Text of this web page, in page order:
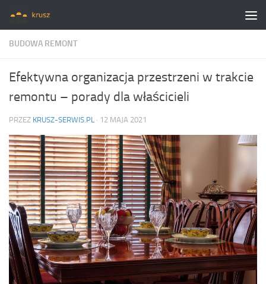
Skip to content
BUDOWA REMONT
Efektywna organizacja przestrzeni w trakcie
remontu – porady dla właścicieli
PRZEZ KRUSZ-SERWIS.PL · 12 MAJA 2021